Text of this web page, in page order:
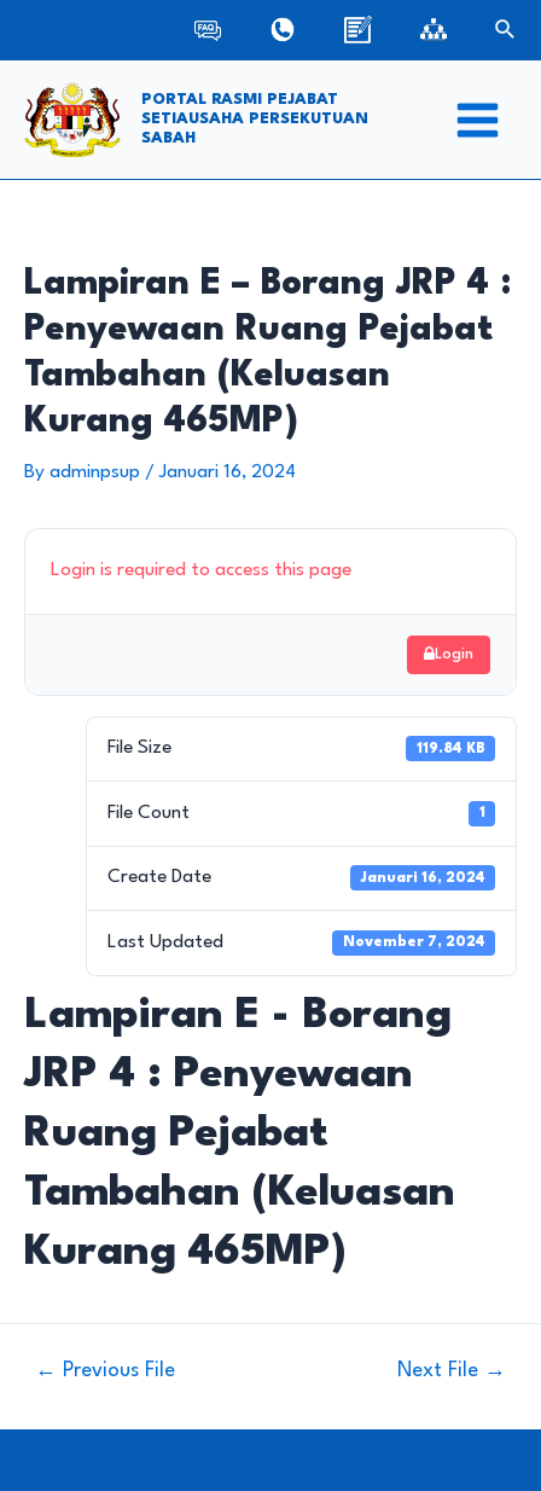
PORTAL RASMI PEJABAT
SETIAUSAHA PERSEKUTUAN
SABAH
Main
Lampiran E – Borang JRP 4 :
Penyewaan Ruang Pejabat
Tambahan (Keluasan
Kurang 465MP)
By adminpsup /Januari 16, 2024
Login is required to access this page
Login
File Size 119.84 KB
File Count 1
Create Date Januari 16, 2024
Last Updated November 7, 2024
Lampiran E - Borang
JRP 4 : Penyewaan
Ruang Pejabat
Tambahan (Keluasan
Kurang 465MP)
Navigasi
← Previous File Next File →